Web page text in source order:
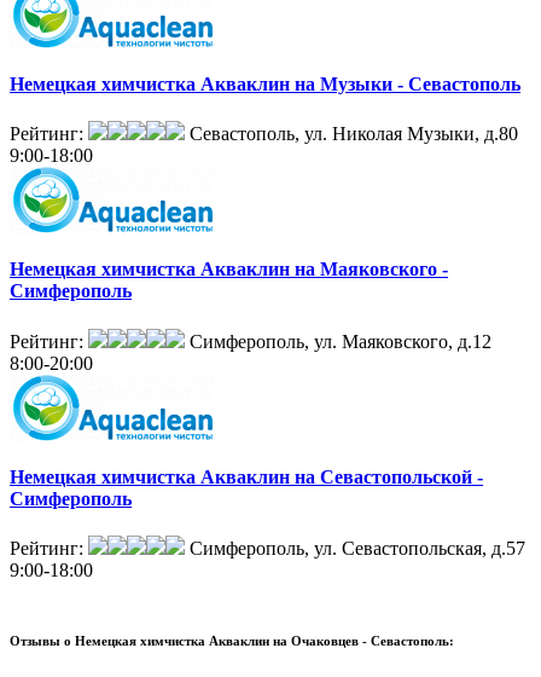
Немецкая химчистка Акваклин на Музыки - Севастополь
Рейтинг:
Севастополь, ул. Николая Музыки, д.80
9:00-18:00
Немецкая химчистка Акваклин на Маяковского -
Симферополь
Рейтинг:
Симферополь, ул. Маяковского, д.12
8:00-20:00
Немецкая химчистка Акваклин на Севастопольской -
Симферополь
Рейтинг:
Симферополь, ул. Севастопольская, д.57
9:00-18:00
Отзывы о Немецкая химчистка Акваклин на Очаковцев - Севастополь: